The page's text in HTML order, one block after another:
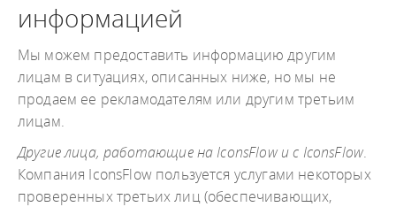
информацией
Мы можем предоставить информацию другим
лицам в ситуациях, описанных ниже, но мы не
продаем ее рекламодателям или другим третьим
лицам.
Другие лица, работающие на IconsFlow и с IconsFlow.
Компания IconsFlow пользуется услугами некоторых
проверенных третьих лиц (обеспечивающих,